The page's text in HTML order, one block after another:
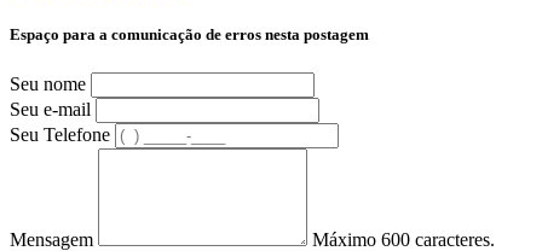
Espaço para a comunicação de erros nesta postagem
Seu nome
Seu e-mail
Seu Telefone
Mensagem Máximo 600 caracteres.